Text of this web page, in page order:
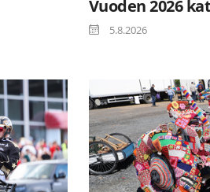
Vuoden 2026
5.8.2026